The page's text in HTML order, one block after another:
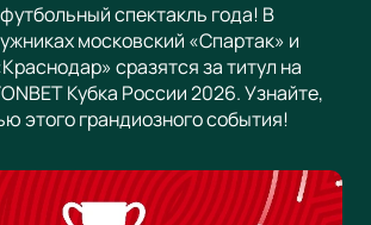
спектакль года! В
московский «Спартак» и
сразятся за титул на
Кубка России 2026. Узнайте,
этого грандиозного события!